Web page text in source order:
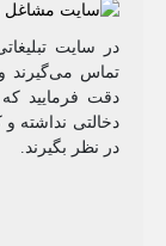
در سایت
تماس می‌گیرند
دقت فرمایید
دخالتی نداشته و
در نظر بگیرند.